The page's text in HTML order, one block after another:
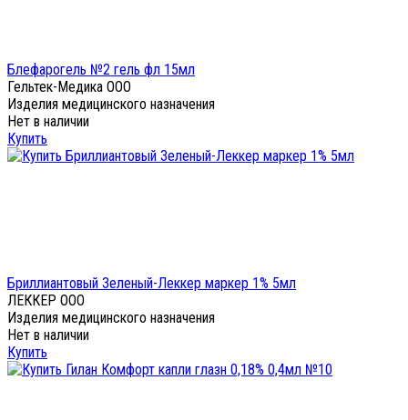
Блефарогель №2 гель фл 15мл
Гельтек-Медика ООО
Изделия медицинского назначения
Нет в наличии
Купить
Бриллиантовый Зеленый-Леккер маркер 1% 5мл
ЛЕККЕР ООО
Изделия медицинского назначения
Нет в наличии
Купить